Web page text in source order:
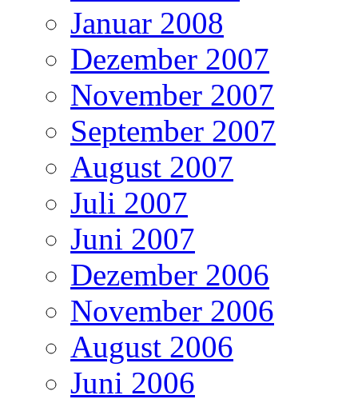
Januar 2008
Dezember 2007
November 2007
September 2007
August 2007
Juli 2007
Juni 2007
Dezember 2006
November 2006
August 2006
Juni 2006